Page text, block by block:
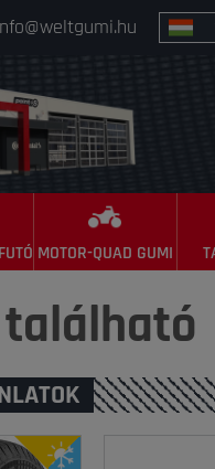
MOTOR-QUAD GUMI